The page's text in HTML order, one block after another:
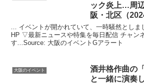
ック炎上…周
阪 ・北区（
... イベントが開かれていて、一時騒然とし
HP ▽最新ニュースや特集を毎日配信 チャン
す...Source: 大阪のイベントGアラート
大阪のイベント
酒井格作曲の
と一緒に演奏